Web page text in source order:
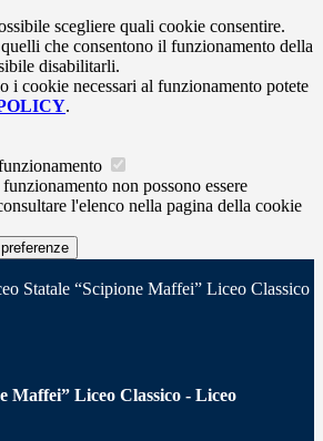
scegliere quali cookie consentire.
che consentono il funzionamento della
disabilitarli.
i cookie necessari al funzionamento potete
.
non possono essere
l'elenco nella pagina della cookie
Statale “Scipione Maffei” Liceo Classico
Maffei” Liceo Classico - Liceo